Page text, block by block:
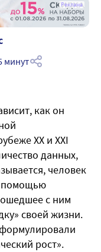
Реклама
минут
как он
XX и XXI
данных,
человек
помощью
с ним
своей жизни.
рост».